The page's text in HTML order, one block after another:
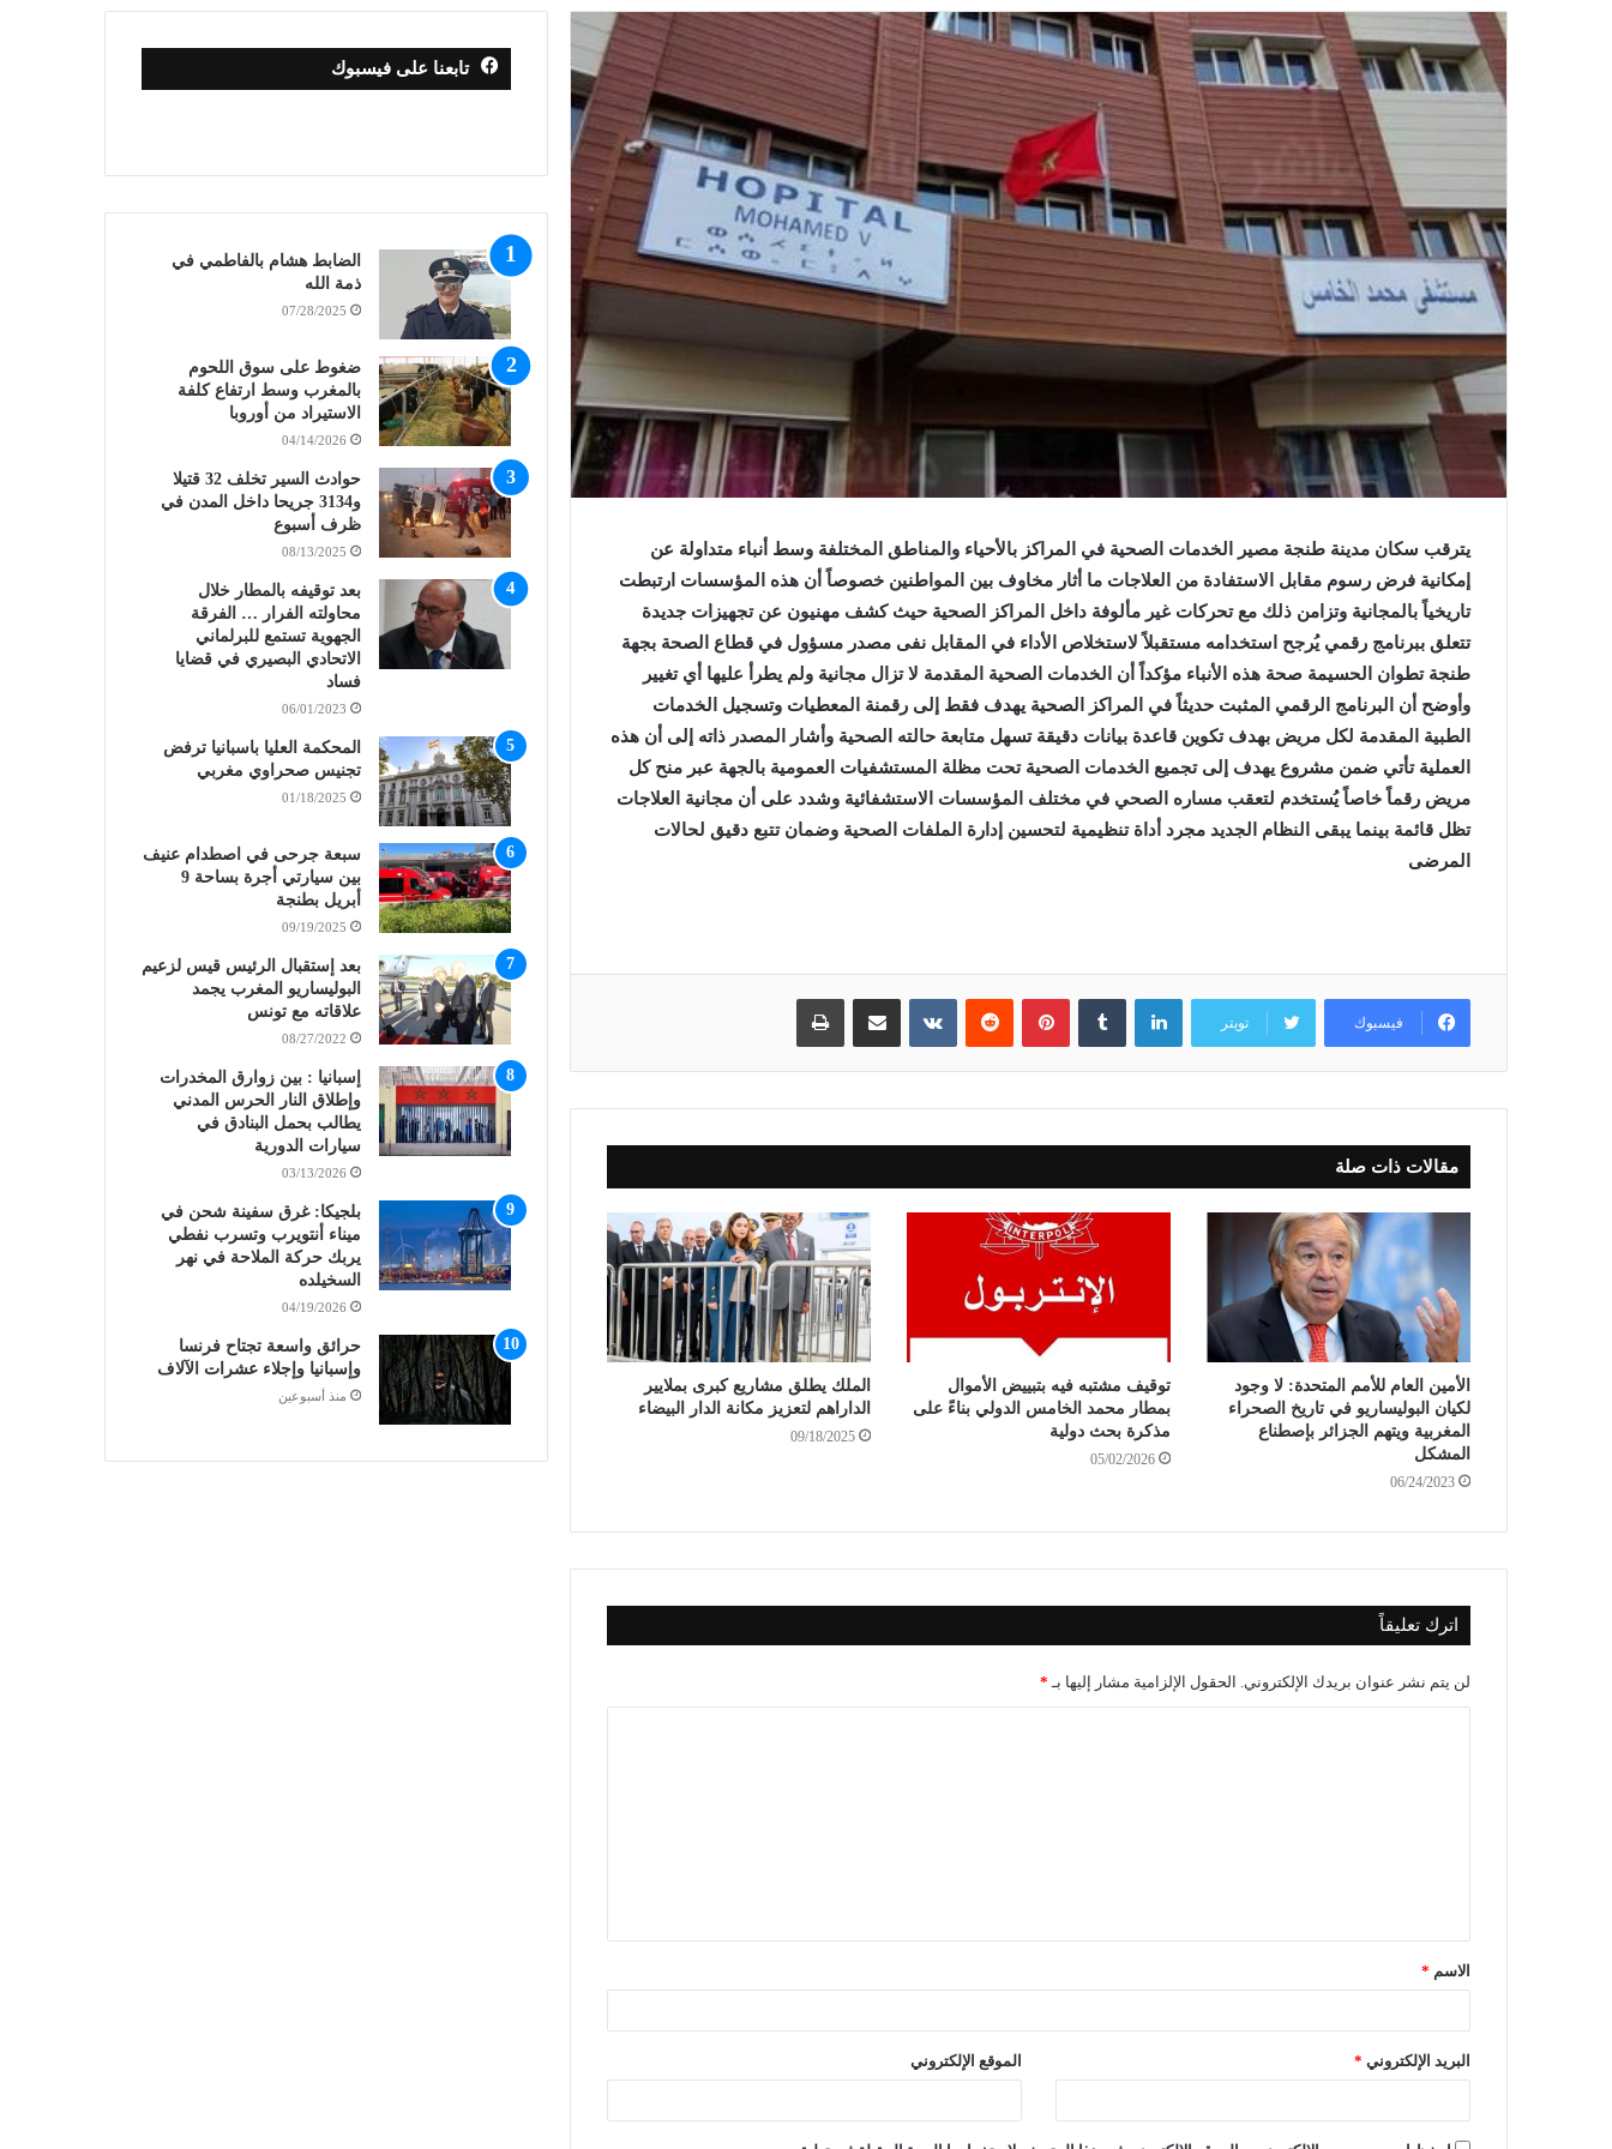
يترقب سكان مدينة طنجة مصير الخدمات الصحية في المراكز بالأحياء والمناطق المختلفة وسط أنباء متداولة عن
إمكانية فرض رسوم مقابل الاستفادة من العلاجات ما أثار مخاوف بين المواطنين خصوصاً أن هذه المؤسسات ارتبطت
تاريخياً بالمجانية وتزامن ذلك مع تحركات غير مألوفة داخل المراكز الصحية حيث كشف مهنيون عن تجهيزات جديدة
تتعلق ببرنامج رقمي يُرجح استخدامه مستقبلاً لاستخلاص الأداء في المقابل نفى مصدر مسؤول في قطاع الصحة بجهة
طنجة تطوان الحسيمة صحة هذه الأنباء مؤكداً أن الخدمات الصحية المقدمة لا تزال مجانية ولم يطرأ عليها أي تغيير
وأوضح أن البرنامج الرقمي المثبت حديثاً في المراكز الصحية يهدف فقط إلى رقمنة المعطيات وتسجيل الخدمات
الطبية المقدمة لكل مريض بهدف تكوين قاعدة بيانات دقيقة تسهل متابعة حالته الصحية وأشار المصدر ذاته إلى أن هذه
العملية تأتي ضمن مشروع يهدف إلى تجميع الخدمات الصحية تحت مظلة المستشفيات العمومية بالجهة عبر منح كل
مريض رقماً خاصاً يُستخدم لتعقب مساره الصحي في مختلف المؤسسات الاستشفائية وشدد على أن مجانية العلاجات
تظل قائمة بينما يبقى النظام الجديد مجرد أداة تنظيمية لتحسين إدارة الملفات الصحية وضمان تتبع دقيق لحالات
المرضى
فيسبوك تويتر
لينكدإن بينتيريست مشاركة عبر البريد طباعة
مقالات ذات صلة
الأمين العام للأمم المتحدة: لا وجود
لكيان البوليساريو في تاريخ الصحراء
المغربية ويتهم الجزائر بإصطناع
المشكل
06/24/2023
توقيف مشتبه فيه بتبييض الأموال
بمطار محمد الخامس الدولي بناءً على
مذكرة بحث دولية
05/02/2026
الملك يطلق مشاريع كبرى بملايير
الداراهم لتعزيز مكانة الدار البيضاء
09/18/2025
اترك تعليقاً
لن يتم نشر عنوان بريدك الإلكتروني. الحقول الإلزامية مشار إليها بـ *
الاسم *
البريد الإلكتروني * الموقع الإلكتروني
تابعنا على فيسبوك
الضابط هشام بالفاطمي في
ذمة الله
07/28/2025
ضغوط على سوق اللحوم
بالمغرب وسط ارتفاع كلفة
الاستيراد من أوروبا
04/14/2026
حوادث السير تخلف 32 قتيلا
و3134 جريحا داخل المدن في
ظرف أسبوع
08/13/2025
بعد توقيفه بالمطار خلال
محاولته الفرار … الفرقة
الجهوية تستمع للبرلماني
الاتحادي البصيري في قضايا
فساد
06/01/2023
المحكمة العليا باسبانيا ترفض
تجنيس صحراوي مغربي
01/18/2025
سبعة جرحى في اصطدام عنيف
بين سيارتي أجرة بساحة 9
أبريل بطنجة
09/19/2025
بعد إستقبال الرئيس قيس لزعيم
البوليساريو المغرب يجمد
علاقاته مع تونس
08/27/2022
إسبانيا : بين زوارق المخدرات
وإطلاق النار الحرس المدني
يطالب بحمل البنادق في
سيارات الدورية
03/13/2026
بلجيكا: غرق سفينة شحن في
ميناء أنتويرب وتسرب نفطي
يربك حركة الملاحة في نهر
السخيلده
04/19/2026
حرائق واسعة تجتاح فرنسا
وإسبانيا وإجلاء عشرات الآلاف
منذ أسبوعين